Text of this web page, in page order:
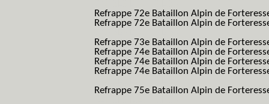
Refrappe 72e Bataillon Alpin de
Refrappe 72e Bataillon Alpin de
Refrappe 73e Bataillon Alpin de
Refrappe 74e Bataillon Alpin de
Refrappe 74e Bataillon Alpin de
Refrappe 74e Bataillon Alpin de
Refrappe 75e Bataillon Alpin de